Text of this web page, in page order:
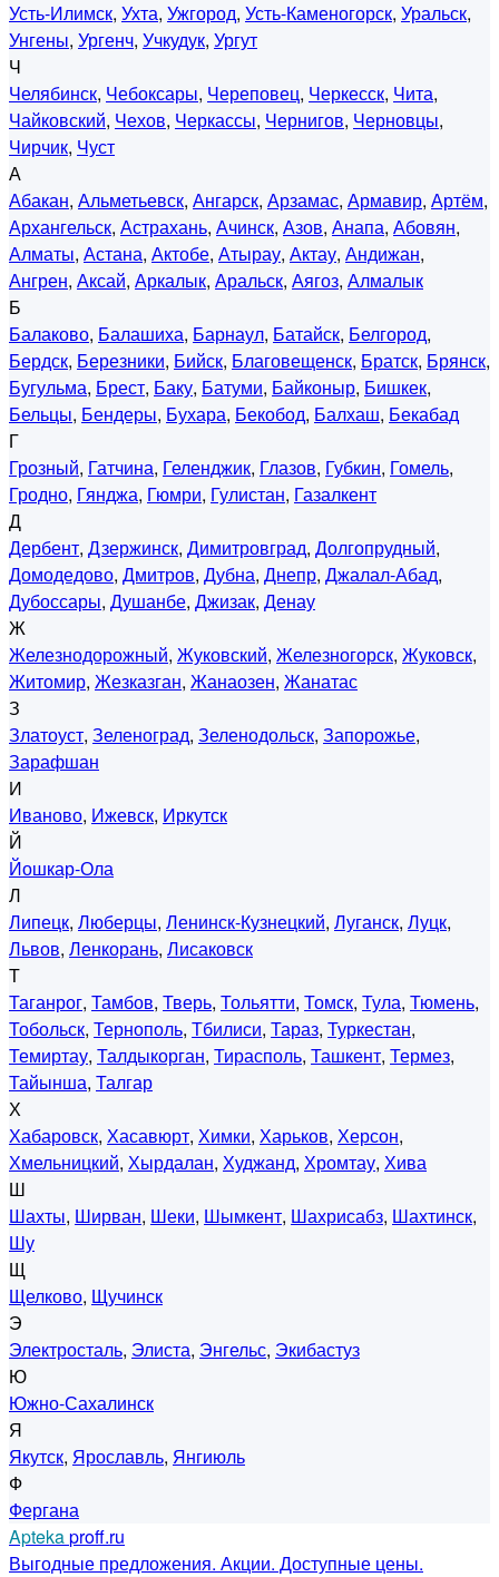
Усть-Илимск, Ухта, Ужгород, Усть-Каменогорск, Уральск,
Унгены, Ургенч, Учкудук, Ургут
Ч
Челябинск, Чебоксары, Череповец, Черкесск, Чита,
Чайковский, Чехов, Черкассы, Чернигов, Черновцы,
Чирчик, Чуст
А
Абакан, Альметьевск, Ангарск, Арзамас, Армавир, Артём,
Архангельск, Астрахань, Ачинск, Азов, Анапа, Абовян,
Алматы, Астана, Актобе, Атырау, Актау, Андижан,
Ангрен, Аксай, Аркалык, Аральск, Аягоз, Алмалык
Б
Балаково, Балашиха, Барнаул, Батайск, Белгород,
Бердск, Березники, Бийск, Благовещенск, Братск, Брянск,
Бугульма, Брест, Баку, Батуми, Байконыр, Бишкек,
Бельцы, Бендеры, Бухара, Бекобод, Балхаш, Бекабад
Г
Грозный, Гатчина, Геленджик, Глазов, Губкин, Гомель,
Гродно, Гянджа, Гюмри, Гулистан, Газалкент
Д
Дербент, Дзержинск, Димитровград, Долгопрудный,
Домодедово, Дмитров, Дубна, Днепр, Джалал-Абад,
Дубоссары, Душанбе, Джизак, Денау
Ж
Железнодорожный, Жуковский, Железногорск, Жуковск,
Житомир, Жезказган, Жанаозен, Жанатас
З
Златоуст, Зеленоград, Зеленодольск, Запорожье,
Зарафшан
И
Иваново, Ижевск, Иркутск
Й
Йошкар-Ола
Л
Липецк, Люберцы, Ленинск-Кузнецкий, Луганск, Луцк,
Львов, Ленкорань, Лисаковск
Т
Таганрог, Тамбов, Тверь, Тольятти, Томск, Тула, Тюмень,
Тобольск, Тернополь, Тбилиси, Тараз, Туркестан,
Темиртау, Талдыкорган, Тирасполь, Ташкент, Термез,
Тайынша, Талгар
Х
Хабаровск, Хасавюрт, Химки, Харьков, Херсон,
Хмельницкий, Хырдалан, Худжанд, Хромтау, Хива
Ш
Шахты, Ширван, Шеки, Шымкент, Шахрисабз, Шахтинск,
Шу
Щ
Щелково, Щучинск
Э
Электросталь, Элиста, Энгельс, Экибастуз
Ю
Южно-Сахалинск
Я
Якутск, Ярославль, Янгиюль
Ф
Фергана
Aptekaproff.ru
Выгодные предложения. Акции. Доступные цены.